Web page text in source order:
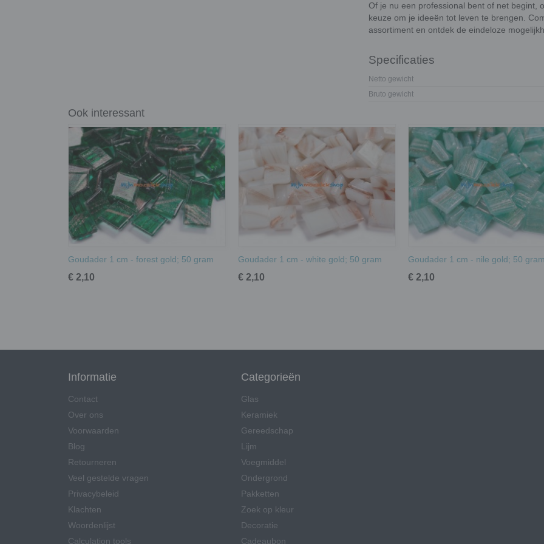
Of je nu een professional bent of net begint,
keuze om je ideeën tot leven te brengen.
assortiment en ontdek de eindeloze
Specificaties
Netto gewicht
Bruto gewicht
Ook interessant
Goudader 1 cm - forest gold; 50 gram
€ 2,10
Goudader 1 cm - white gold; 50 gram
€ 2,10
Goudader 1 cm - nile gold; 50 gram
€ 2,10
Informatie
Contact
Over ons
Voorwaarden
Blog
Retourneren
Veel gestelde vragen
Privacybeleid
Klachten
Woordenlijst
Calculation tools
Categorieën
Glas
Keramiek
Gereedschap
Lijm
Voegmiddel
Ondergrond
Pakketten
Zoek op kleur
Decoratie
Cadeaubon